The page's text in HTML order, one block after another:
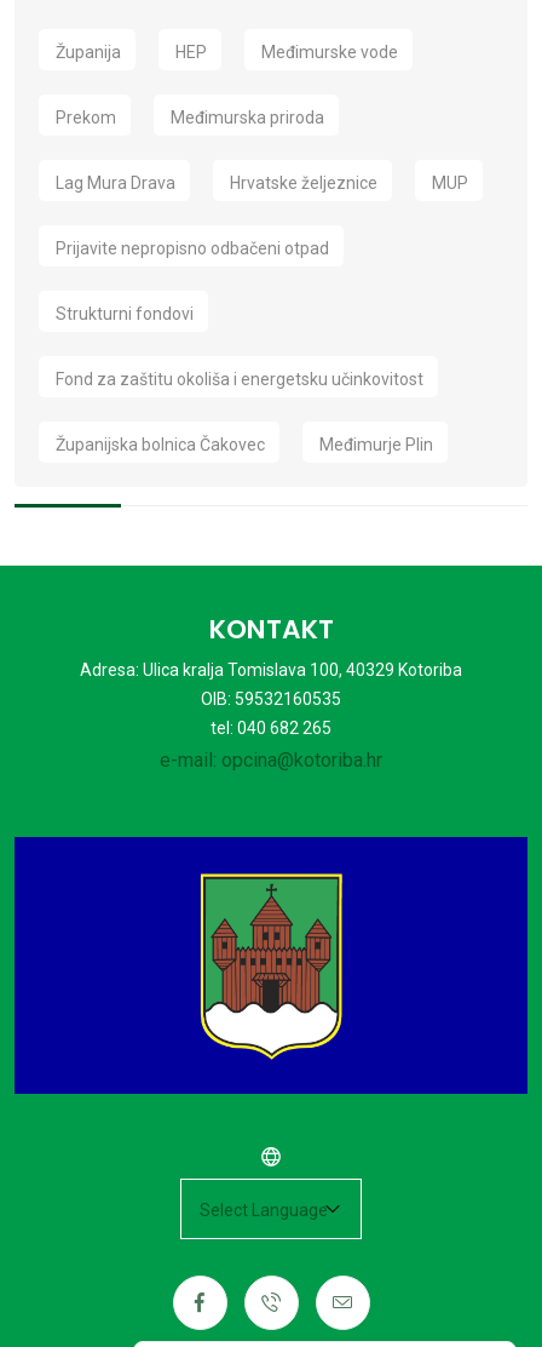
Županija HEP Međimurske vode
Prekom Međimurska priroda
Lag Mura Drava Hrvatske željeznice MUP
Prijavite nepropisno odbačeni otpad
Strukturni fondovi
Fond za zaštitu okoliša i energetsku učinkovitost
Županijska bolnica Čakovec Međimurje Plin
KONTAKT
Adresa: Ulica kralja Tomislava 100, 40329 Kotoriba
OIB: 59532160535
tel: 040 682 265
e-mail: opcina@kotoriba.hr